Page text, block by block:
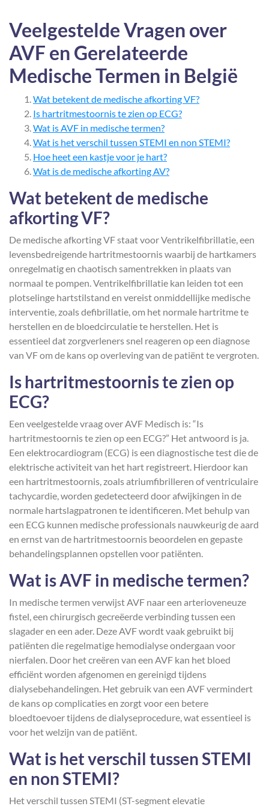
Veelgestelde Vragen over
AVF en Gerelateerde
Medische Termen in België
Wat betekent de medische afkorting VF?
Is hartritmestoornis te zien op ECG?
Wat is AVF in medische termen?
Wat is het verschil tussen STEMI en non STEMI?
Hoe heet een kastje voor je hart?
Wat is de medische afkorting AV?
Wat betekent de medische
afkorting VF?
De medische afkorting VF staat voor Ventrikelfibrillatie, een
levensbedreigende hartritmestoornis waarbij de hartkamers
onregelmatig en chaotisch samentrekken in plaats van
normaal te pompen. Ventrikelfibrillatie kan leiden tot een
plotselinge hartstilstand en vereist onmiddellijke medische
interventie, zoals defibrillatie, om het normale hartritme te
herstellen en de bloedcirculatie te herstellen. Het is
essentieel dat zorgverleners snel reageren op een diagnose
van VF om de kans op overleving van de patiënt te vergroten.
Is hartritmestoornis te zien op
ECG?
Een veelgestelde vraag over AVF Medisch is: “Is
hartritmestoornis te zien op een ECG?” Het antwoord is ja.
Een elektrocardiogram (ECG) is een diagnostische test die de
elektrische activiteit van het hart registreert. Hierdoor kan
een hartritmestoornis, zoals atriumfibrilleren of ventriculaire
tachycardie, worden gedetecteerd door afwijkingen in de
normale hartslagpatronen te identificeren. Met behulp van
een ECG kunnen medische professionals nauwkeurig de aard
en ernst van de hartritmestoornis beoordelen en gepaste
behandelingsplannen opstellen voor patiënten.
Wat is AVF in medische termen?
In medische termen verwijst AVF naar een arterioveneuze
fistel, een chirurgisch gecreëerde verbinding tussen een
slagader en een ader. Deze AVF wordt vaak gebruikt bij
patiënten die regelmatige hemodialyse ondergaan voor
nierfalen. Door het creëren van een AVF kan het bloed
efficiënt worden afgenomen en gereinigd tijdens
dialysebehandelingen. Het gebruik van een AVF vermindert
de kans op complicaties en zorgt voor een betere
bloedtoevoer tijdens de dialyseprocedure, wat essentieel is
voor het welzijn van de patiënt.
Wat is het verschil tussen STEMI
en non STEMI?
Het verschil tussen STEMI (ST-segment elevatie